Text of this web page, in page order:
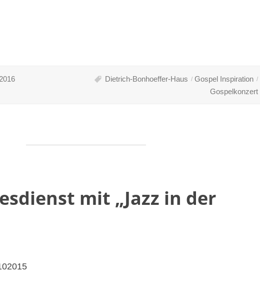
Dietrich-Bonhoeffer-Haus
Gospel Inspiration
Gospelkonzert
mit „Jazz in der